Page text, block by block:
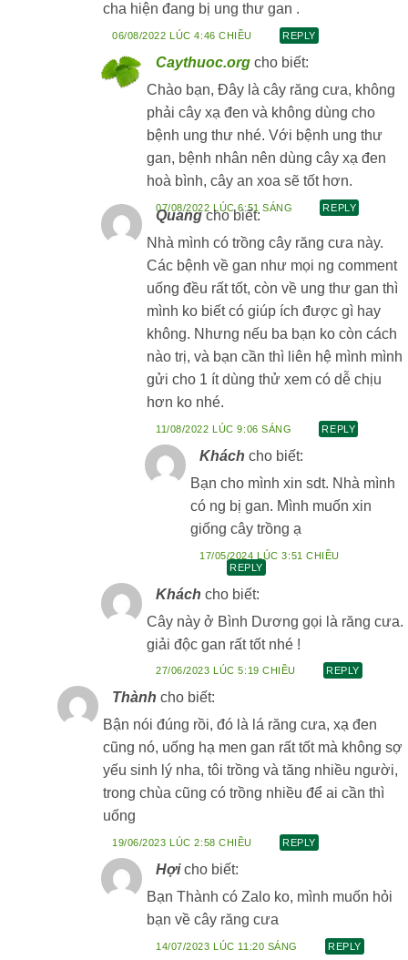
cha hiện đang bị ung thư gan .
06/08/2022 LÚC 4:46 CHIỀU REPLY
Caythuoc.org cho biết:
Chào bạn, Đây là cây răng cưa, không
phải cây xạ đen và không dùng cho
bệnh ung thư nhé. Với bệnh ung thư
gan, bệnh nhân nên dùng cây xạ đen
hoà bình, cây an xoa sẽ tốt hơn.
07/08/2022 LÚC 6:51 SÁNG REPLY
Quang cho biết:
Nhà mình có trồng cây răng cưa này.
Các bệnh về gan như mọi ng comment
uống đều rất tốt, còn về ung thư gan thì
mình ko biết có giúp ích được gì hay
không. Nhưng nếu ba bạn ko còn cách
nào trị, và bạn cần thì liên hệ mình mình
gửi cho 1 ít dùng thử xem có dễ chịu
hơn ko nhé.
11/08/2022 LÚC 9:06 SÁNG REPLY
Khách cho biết:
Bạn cho mình xin sdt. Nhà mình
có ng bị gan. Mình muốn xin
giống cây trồng ạ
17/05/2024 LÚC 3:51 CHIỀU
REPLY
Khách cho biết:
Cây này ở Bình Dương gọi là răng cưa.
giải độc gan rất tốt nhé !
27/06/2023 LÚC 5:19 CHIỀU REPLY
Thành cho biết:
Bận nói đúng rồi, đó là lá răng cưa, xạ đen
cũng nó, uống hạ men gan rất tốt mà không sợ
yếu sinh lý nha, tôi trồng và tăng nhiều người,
trong chùa cũng có trồng nhiều để ai cần thì
uống
19/06/2023 LÚC 2:58 CHIỀU REPLY
Hợi cho biết:
Bạn Thành có Zalo ko, mình muốn hỏi
bạn về cây răng cưa
14/07/2023 LÚC 11:20 SÁNG REPLY